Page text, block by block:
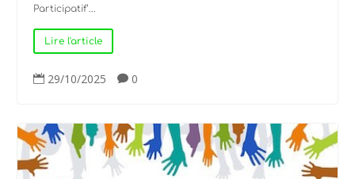
Participatif‘...
Lire l'article
 29/10/2025  0